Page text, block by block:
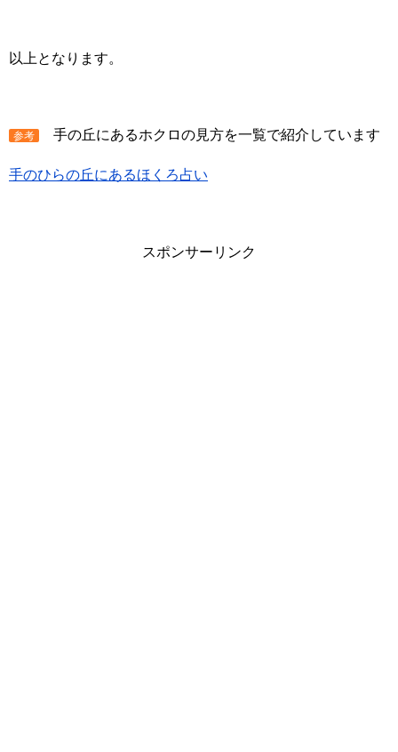
以上となります。
参考 手の丘にあるホクロの見方を一覧で紹介しています
手のひらの丘にあるほくろ占い
スポンサーリンク